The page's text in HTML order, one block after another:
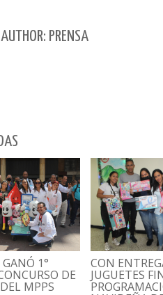
PRENSA
1°
DE
MPPS
CON
JUGUETES